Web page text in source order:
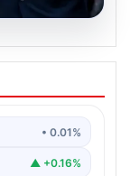
Ali Bin Al-• 0.01%
▲ +0.16%